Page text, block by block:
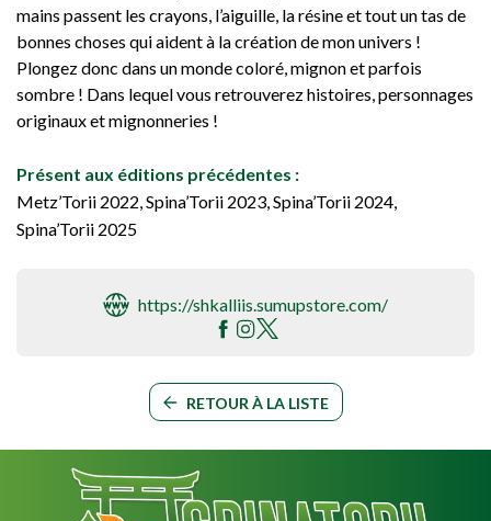
mains passent les crayons, l’aiguille, la résine et tout un tas de
bonnes choses qui aident à la création de mon univers !
Plongez donc dans un monde coloré, mignon et parfois
sombre ! Dans lequel vous retrouverez histoires, personnages
originaux et mignonneries !
Présent aux éditions précédentes :
Metz’Torii 2022, Spina’Torii 2023, Spina’Torii 2024,
Spina’Torii 2025
https://shkalliis.sumupstore.com/
RETOUR À LA LISTE